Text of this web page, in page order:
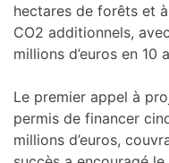
hectares de forêts et
CO2 additionnels,
millions d’euros en 10
Le premier appel à
permis de financer
millions d’euros,